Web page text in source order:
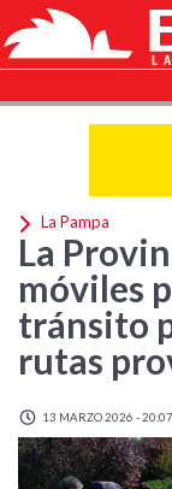
La Pampa
La
móviles
tránsito
rutas
13 MARZO 2026 - 20:07